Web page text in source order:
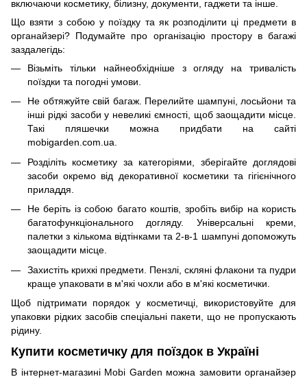
включаючи косметику, білизну, документи, гаджети та інше.
Що взяти з собою у поїздку та як розподілити ці предмети в
органайзері? Подумайте про організацію простору в багажі
заздалегідь:
Візьміть тільки найнеобхідніше з огляду на тривалість
поїздки та погодні умови.
Не обтяжуйте свій багаж. Перелийте шампуні, лосьйони та
інші рідкі засоби у невеликі ємності, щоб заощадити місце.
Такі пляшечки можна придбати на сайті
mobigarden.com.ua.
Розділіть косметику за категоріями, зберігайте доглядові
засоби окремо від декоративної косметики та гігієнічного
приладдя.
Не беріть із собою багато коштів, зробіть вибір на користь
багатофункціонального догляду. Універсальні креми,
палетки з кількома відтінками та 2-в-1 шампуні допоможуть
заощадити місце.
Захистіть крихкі предмети. Пензлі, скляні флакони та пудри
краще упаковати в м'які чохли або в м'які косметички.
Щоб підтримати порядок у косметичці, використовуйте для
упаковки рідких засобів спеціальні пакети, що не пропускають
рідину.
Купити косметичку для поїздок в Україні
В інтернет-магазині Mobi Garden можна замовити органайзер